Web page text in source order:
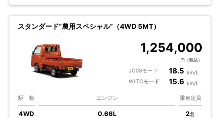
スタンダード“農用スペシャル”（4WD 5MT）
1,254,000
円（税込）
JC08モード 18.5 km/L
WLTCモード
15.6 km/L
駆 動
4WD
エンジン
0.66L
乗車定員
2名